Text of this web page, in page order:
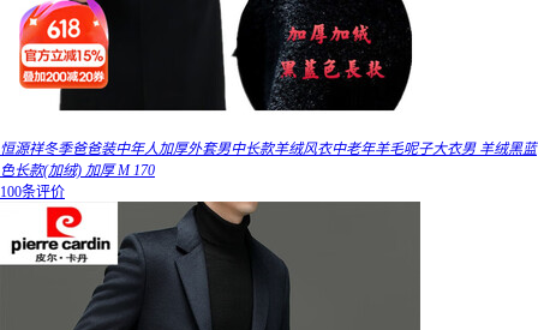
恒源祥冬季爸爸装中年人加厚外套男中长款羊绒风衣中老年羊毛呢子大衣男 羊绒黑蓝
色长款(加绒) 加厚 M 170
100条评价